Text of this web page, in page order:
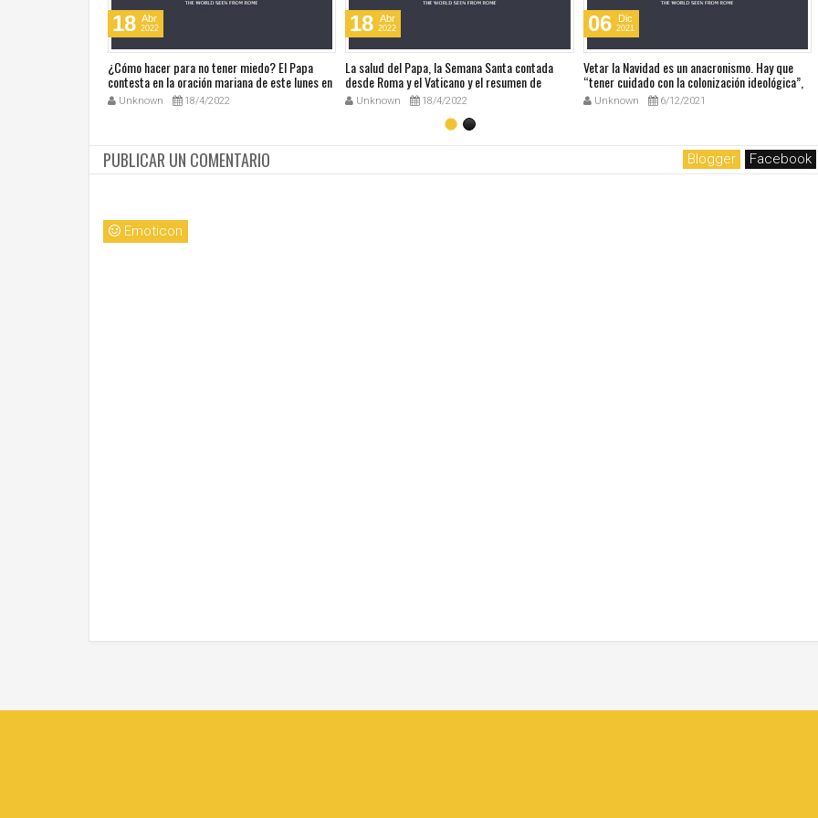
18 Abr
2022
¿Cómo hacer para no tener miedo? El Papa
contesta en la oración mariana de este lunes en
la Plaza de San Pedro
Unknown 18/4/2022
18 Abr
2022
La salud del Papa, la Semana Santa contada
desde Roma y el Vaticano y el resumen de
noticias en audio
Unknown 18/4/2022
06 Dic
2021
Vetar la Navidad es un anacronismo. Hay que
“tener cuidado con la colonización ideológica”,
dice el Papa sobre el Manual europeo que
prohibía la Navidad
Unknown 6/12/2021
PUBLICAR UN COMENTARIO Blogger Facebook
Emoticon